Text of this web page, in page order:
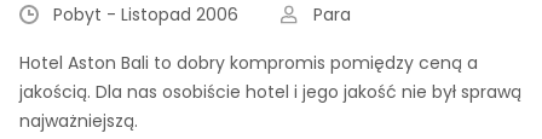
Pobyt - Listopad 2006
Para
Hotel Aston Bali to dobry kompromis pomiędzy ceną a
jakością. Dla nas osobiście hotel i jego jakość nie był sprawą
najważniejszą.